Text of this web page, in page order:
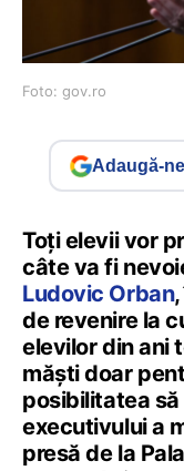
Foto: gov.ro
Adaugă-
Toți elevii vor
câte va fi
Ludovic Orban
de revenire la
elevilor din ani
măști doar
posibilitatea să
executivului a
presă de la